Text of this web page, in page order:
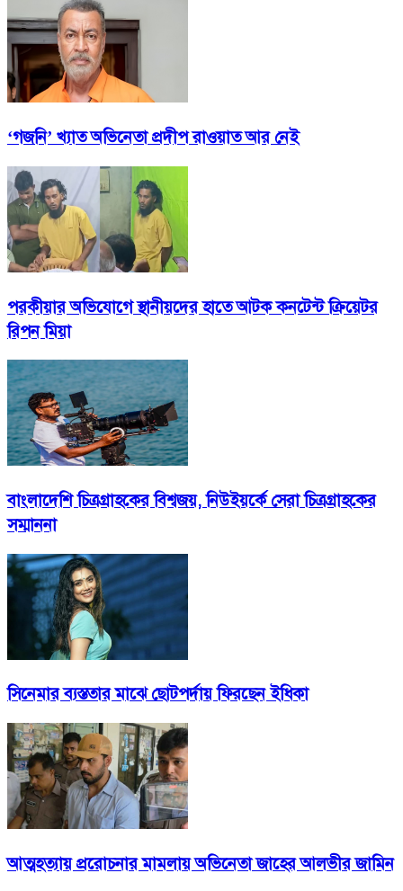
‘গজনি’ খ্যাত অভিনেতা প্রদীপ রাওয়াত আর নেই
পরকীয়ার অভিযোগে স্থানীয়দের হাতে আটক কনটেন্ট ক্রিয়েটর
রিপন মিয়া
বাংলাদেশি চিত্রগ্রাহকের বিশ্বজয়, নিউইয়র্কে সেরা চিত্রগ্রাহকের
সম্মাননা
সিনেমার ব্যস্ততার মাঝে ছোটপর্দায় ফিরছেন ইধিকা
আত্মহত্যায় প্ররোচনার মামলায় অভিনেতা জাহের আলভীর জামিন